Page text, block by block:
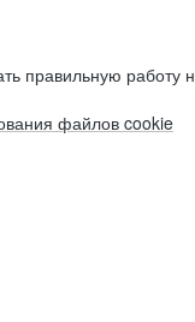
правильную работу
файлов cookie